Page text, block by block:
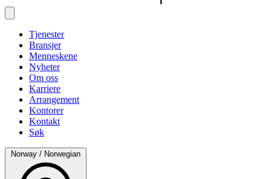
Tjenester
Bransjer
Menneskene
Nyheter
Om oss
Karriere
Arrangement
Kontorer
Kontakt
Søk
Norway / Norwegian